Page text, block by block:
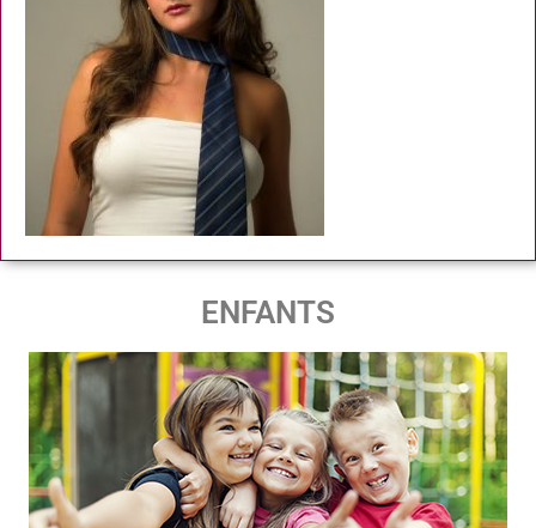
ENFANTS